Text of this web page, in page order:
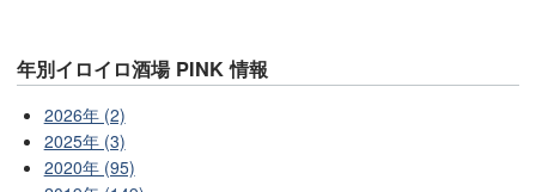
年別イロイロ酒場 PINK 情報
2026年 (2)
2025年 (3)
2020年 (95)